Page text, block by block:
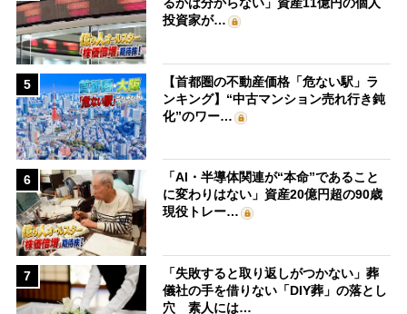
るかは分からない」資産11億円の個人
投資家が…
5
【首都圏の不動産価格「危ない駅」ラ
ンキング】“中古マンション売れ行き鈍
化”のワー…
6
「AI・半導体関連が“本命”であること
に変わりはない」資産20億円超の90歳
現役トレー…
7
「失敗すると取り返しがつかない」葬
儀社の手を借りない「DIY葬」の落とし
穴 素人には…